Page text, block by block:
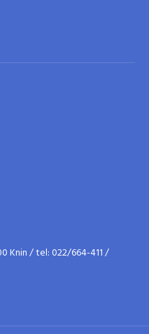
Knin / tel: 022/664-411 /